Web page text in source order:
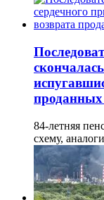
84-летняя
схему,